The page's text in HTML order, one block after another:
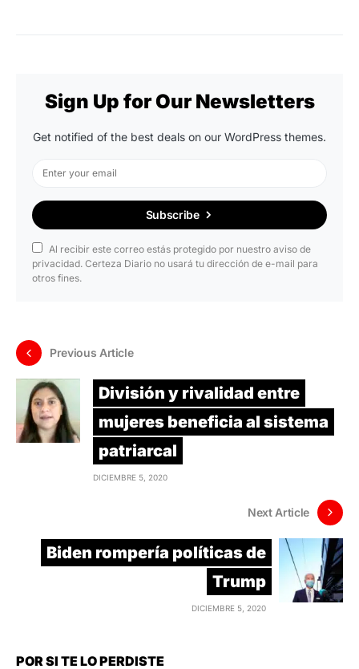
Sign Up for Our Newsletters
Get notified of the best deals on our WordPress themes.
Subscribe
Al recibir este correo estás protegido por nuestro aviso de
privacidad. Certeza Diario no usará tu dirección de e-mail para
otros fines.
Previous Article
División y rivalidad entre
mujeres beneficia al sistema
patriarcal
DICIEMBRE 5, 2020
Next Article
Biden rompería políticas de
Trump
DICIEMBRE 5, 2020
POR SI TE LO PERDISTE